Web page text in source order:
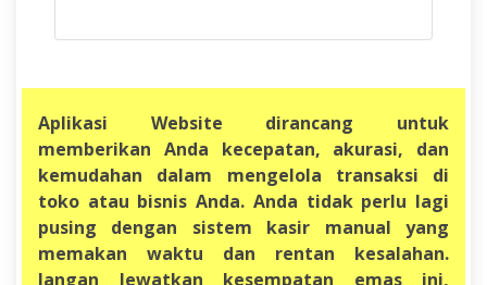
Aplikasi Website dirancang untuk
memberikan Anda kecepatan, akurasi, dan
kemudahan dalam mengelola transaksi di
toko atau bisnis Anda. Anda tidak perlu lagi
pusing dengan sistem kasir manual yang
memakan waktu dan rentan kesalahan.
Jangan lewatkan kesempatan emas ini,